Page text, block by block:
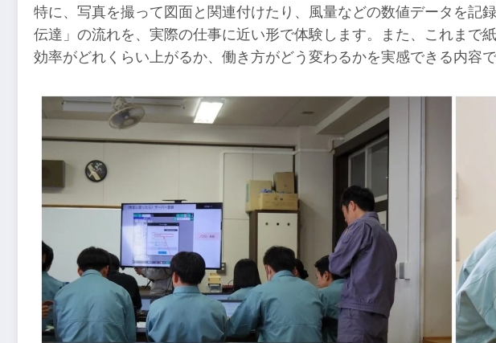
特に、写真を撮って図面と関連付けたり、風量などの数値データを記
伝達」の流れを、実際の仕事に近い形で体験します。また、これまで
効率がどれくらい上がるか、働き方がどう変わるかを実感できる内容で